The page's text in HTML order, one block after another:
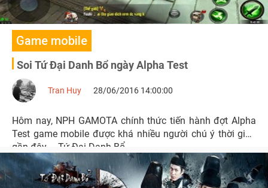
Game mobile
Soi Tứ Đại Danh Bổ ngày Alpha Test
Tran Huy 28/06/2016 14:00:00
Hôm nay, NPH GAMOTA chính thức tiến hành đợt Alpha
Test game mobile được khá nhiều người chú ý thời gian
gần đây – Tứ Đại Danh Bổ.